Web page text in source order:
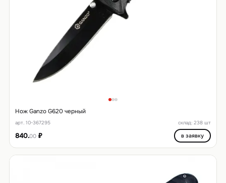
Нож Ganzo G620 черный
арт. 10-367295 склад: 238 шт
840.00₽ в заявку